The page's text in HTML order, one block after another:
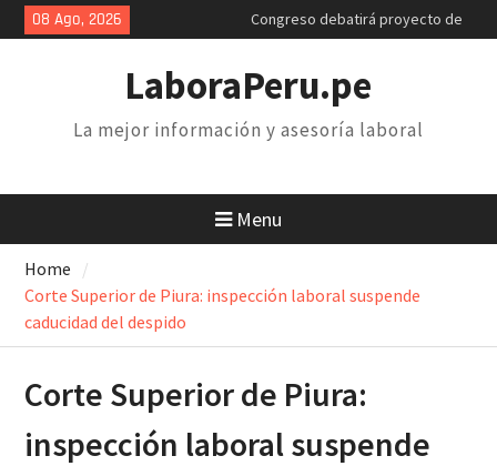
Skip
to
08 Ago, 2026
Congreso debatirá proyecto de
retiro AFP. Problema y solución
trabajadores anuncian paro y
huelga nacional
Retiro 25% AFP: el descuento
LaboraPeru.pe
La mejor información y asesoría laboral
Menu
Home
Corte Superior de Piura: inspección laboral suspende
caducidad del despido
Corte Superior de Piura:
inspección laboral suspende